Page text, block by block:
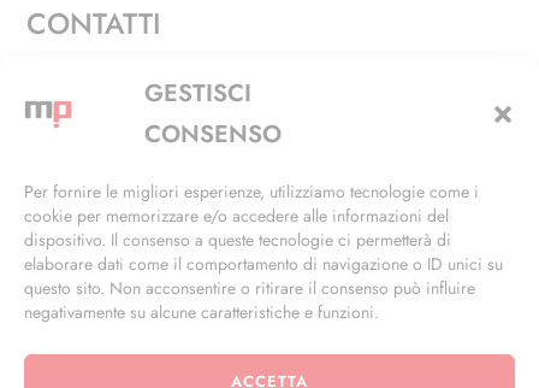
GESTISCI
CONSENSO
Per fornire le migliori esperienze, utilizziamo tecnologie come i
cookie per memorizzare e/o accedere alle informazioni del
dispositivo. Il consenso a queste tecnologie ci permetterà di
elaborare dati come il comportamento di navigazione o ID unici su
questo sito. Non acconsentire o ritirare il consenso può influire
negativamente su alcune caratteristiche e funzioni.
ACCETTA
CONTATTI
Via Alfieri, 27 - Trezzano Sul Naviglio (MI)
+39 02 4846 3155
info@masterphil.it